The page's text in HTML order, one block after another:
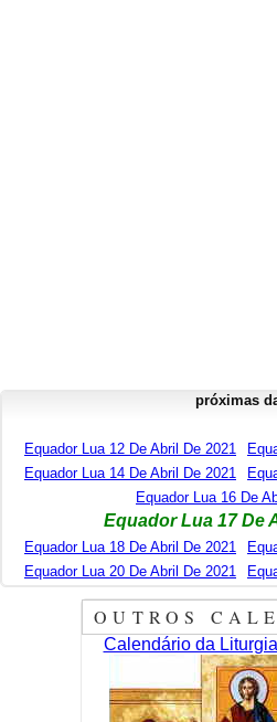
próximas
Equador Lua 12 De Abril De 2021
Equador Lua 14 De Abril De 2021
Equador Lua 16 De
Equador Lua 17 De
Equador Lua 18 De Abril De 2021
Equador Lua 20 De Abril De 2021
OUTROS
Calendário da